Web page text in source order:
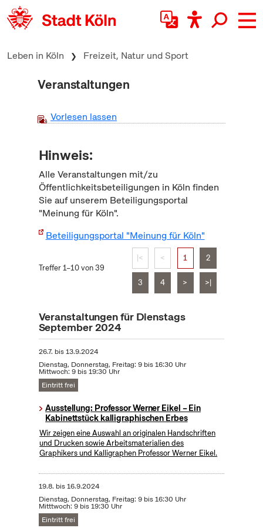
zum Inhalt springen
Leben in Köln Freizeit, Natur und Sport
Veranstaltungen
Vorlesen lassen
Hinweis:
Alle Veranstaltungen mit/zu
Öffentlichkeitsbeteiligungen in Köln finden
Sie auf unserem Beteiligungsportal
"Meinung für Köln".
Beteiligungsportal "Meinung für Köln"
Treffer 1–10 von 39
|< < 1 2
3 4 > >|
Veranstaltungen für Dienstags
September 2024
26.7. bis13.9.2024
Dienstag, Donnerstag, Freitag: 9 bis 16:30 Uhr
Mittwoch: 9 bis 19:30 Uhr
Eintritt frei
Ausstellung: Professor Werner Eikel – Ein
Kabinettstück kalligraphischen Erbes
Wir zeigen eine Auswahl an originalen Handschriften
und Drucken sowie Arbeitsmaterialien des
Graphikers und Kalligraphen Professor Werner Eikel.
19.8. bis16.9.2024
Dienstag, Donnerstag, Freitag: 9 bis 16:30 Uhr
Mitttwoch: 9 bis 19:30 Uhr
Eintritt frei